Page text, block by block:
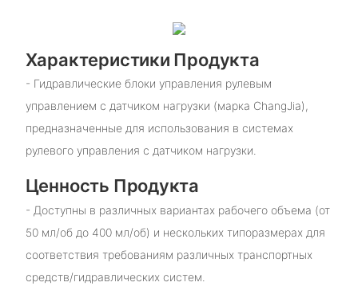
Характеристики Продукта
- Гидравлические блоки управления рулевым
управлением с датчиком нагрузки (марка ChangJia),
предназначенные для использования в системах
рулевого управления с датчиком нагрузки.
Ценность Продукта
- Доступны в различных вариантах рабочего объема (от
50 мл/об до 400 мл/об) и нескольких типоразмерах для
соответствия требованиям различных транспортных
средств/гидравлических систем.